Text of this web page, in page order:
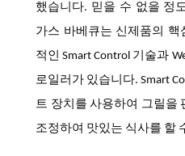
했습니다. 믿을 수 없을 정
가스 바베큐는 신제품의 핵
적인 Smart Control 기술과
로일러가 있습니다. Smart
트 장치를 사용하여 그릴을
조정하여 맛있는 식사를 할